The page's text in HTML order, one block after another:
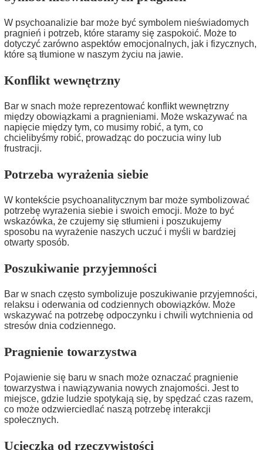
W psychoanalizie bar może być symbolem nieświadomych
pragnień i potrzeb, które staramy się zaspokoić. Może to
dotyczyć zarówno aspektów emocjonalnych, jak i fizycznych,
które są tłumione w naszym życiu na jawie.
Konflikt wewnętrzny
Bar w snach może reprezentować konflikt wewnętrzny
między obowiązkami a pragnieniami. Może wskazywać na
napięcie między tym, co musimy robić, a tym, co
chcielibyśmy robić, prowadząc do poczucia winy lub
frustracji.
Potrzeba wyrażenia siebie
W kontekście psychoanalitycznym bar może symbolizować
potrzebę wyrażenia siebie i swoich emocji. Może to być
wskazówka, że czujemy się stłumieni i poszukujemy
sposobu na wyrażenie naszych uczuć i myśli w bardziej
otwarty sposób.
Poszukiwanie przyjemności
Bar w snach często symbolizuje poszukiwanie przyjemności,
relaksu i oderwania od codziennych obowiązków. Może
wskazywać na potrzebę odpoczynku i chwili wytchnienia od
stresów dnia codziennego.
Pragnienie towarzystwa
Pojawienie się baru w snach może oznaczać pragnienie
towarzystwa i nawiązywania nowych znajomości. Jest to
miejsce, gdzie ludzie spotykają się, by spędzać czas razem,
co może odzwierciedlać naszą potrzebę interakcji
społecznych.
Ucieczka od rzeczywistości